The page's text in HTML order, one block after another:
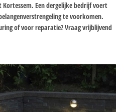
Een dergelijke bedrijf voert
te voorkomen.
of voor reparatie? Vraag vrijblijvend